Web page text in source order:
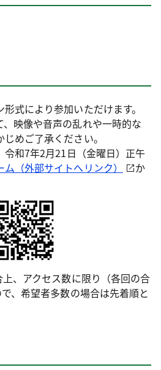
式により参加いただけます。
映像や音声の乱れや一時的な
めご了承ください。
和7年2月21日（金曜日）正午
（外部サイトへリンク）
か
、アクセス数に限り（各回の合
、希望者多数の場合は先着順と